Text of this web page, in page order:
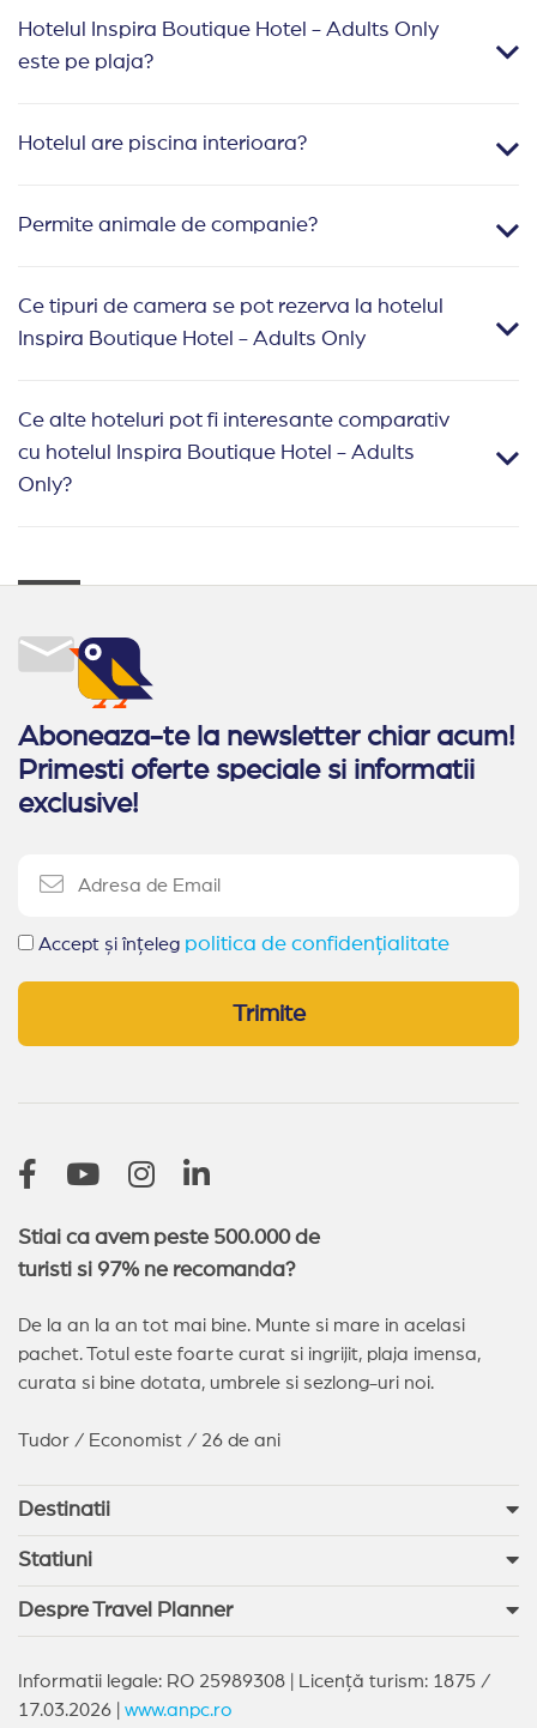
Hotelul Inspira Boutique Hotel - Adults Only
este pe plaja?
Hotelul are piscina interioara?
Permite animale de companie?
Ce tipuri de camera se pot rezerva la hotelul
Inspira Boutique Hotel - Adults Only
Ce alte hoteluri pot fi interesante comparativ
cu hotelul Inspira Boutique Hotel - Adults
Only?
Aboneaza-te la newsletter chiar acum!
Primesti oferte speciale si informatii
exclusive!
Accept și înțeleg politica de confidențialitate
Trimite
Stiai ca avem peste 500.000 de
turisti si 97% ne recomanda?
De la an la an tot mai bine. Munte si mare in acelasi
pachet. Totul este foarte curat si ingrijit, plaja imensa,
curata si bine dotata, umbrele si sezlong-uri noi.
Tudor / Economist / 26 de ani
Destinatii
Statiuni
Despre Travel Planner
Informatii legale: RO 25989308 | Licență turism: 1875 /
17.03.2026 | www.anpc.ro